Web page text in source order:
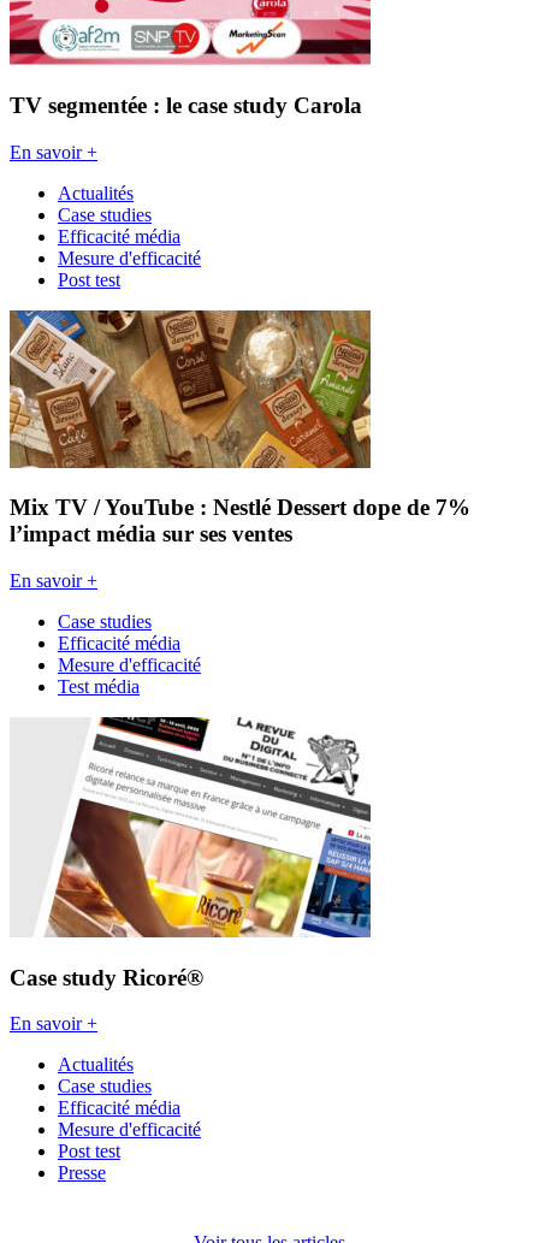
TV segmentée : le case study Carola
En savoir +
Actualités
Case studies
Efficacité média
Mesure d'efficacité
Post test
Mix TV / YouTube : Nestlé Dessert dope de 7%
l’impact média sur ses ventes
En savoir +
Case studies
Efficacité média
Mesure d'efficacité
Test média
Case study Ricoré®
En savoir +
Actualités
Case studies
Efficacité média
Mesure d'efficacité
Post test
Presse